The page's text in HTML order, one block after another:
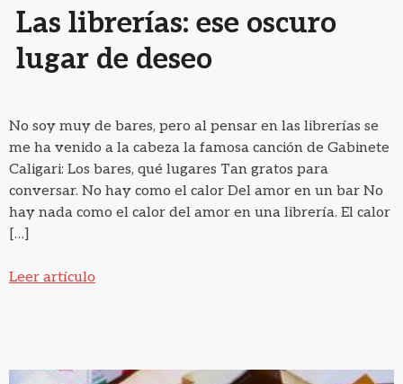
Las librerías: ese oscuro
lugar de deseo
No soy muy de bares, pero al pensar en las librerías se
me ha venido a la cabeza la famosa canción de Gabinete
Caligari: Los bares, qué lugares Tan gratos para
conversar. No hay como el calor Del amor en un bar No
hay nada como el calor del amor en una librería. El calor
[…]
Leer artículo